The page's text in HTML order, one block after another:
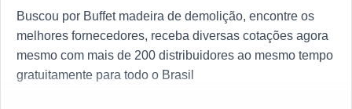
Buscou por Buffet madeira de demolição, encontre os
melhores fornecedores, receba diversas cotações agora
mesmo com mais de 200 distribuidores ao mesmo tempo
gratuitamente para todo o Brasil